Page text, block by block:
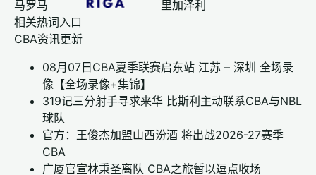
马罗马
里加泽利
相关热词入口
CBA资讯更新
08月07日CBA夏季联赛启东站 江苏 – 深圳 全场录
像【全场录像+集锦】
319记三分射手寻求来华 比斯利主动联系CBA与NBL
球队
官方：王俊杰加盟山西汾酒 将出战2026-27赛季
CBA
广厦官宣林秉圣离队 CBA之旅暂以逗点收场